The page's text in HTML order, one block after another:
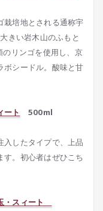
栽培地とされる通称宇
きい岩木山のふもと
リンゴを使用し、京
ボシードル。酸味と甘
ート
500ml
入したタイプで、上品
す。初心者はぜひこち
・スィート